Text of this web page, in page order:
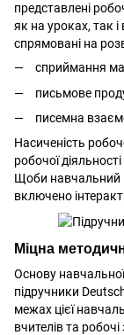
представлені
як на уроках, так
спрямовані на
сприймання
письмове
писемна
Насиченість
робочої
Щоби навчальний
включено
Міцна
Основу
підручники
межах цієї
вчителів та